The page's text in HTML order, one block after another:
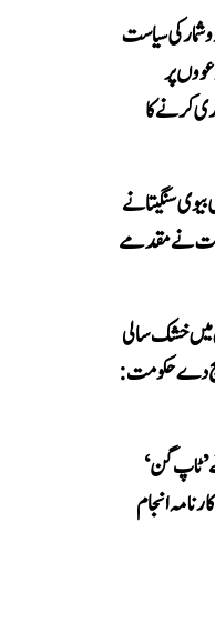
کی سیاست
پر
کرنے کا
سنگیتا نے
نے مقدمے
48 اضلاع میں خشک سالی
دے حکومت:
’ٹاپ گن‘
انجام